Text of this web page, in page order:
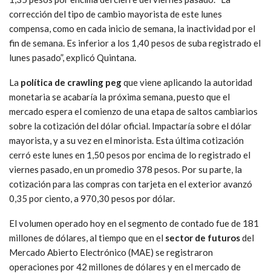
corrección del tipo de cambio mayorista de este lunes
compensa, como en cada inicio de semana, la inactividad por el
fin de semana. Es inferior a los 1,40 pesos de suba registrado el
lunes pasado”, explicó Quintana.
La política de crawling pegque viene aplicando la autoridad
monetaria se acabaría la próxima semana, puesto que el
mercado espera el comienzo de una etapa de saltos cambiarios
sobre la cotización del dólar oficial. Impactaría sobre el dólar
mayorista, y a su vez en el minorista. Esta última cotización
cerró este lunes en 1,50 pesos por encima de lo registrado el
viernes pasado, en un promedio 378 pesos. Por su parte, la
cotización para las compras con tarjeta en el exterior avanzó
0,35 por ciento, a 970,30 pesos por dólar.
El volumen operado hoy en el segmento de contado fue de 181
millones de dólares, al tiempo que en el sector de futurosdel
Mercado Abierto Electrónico (MAE) se registraron
operaciones por 42 millones de dólares y en el mercado de